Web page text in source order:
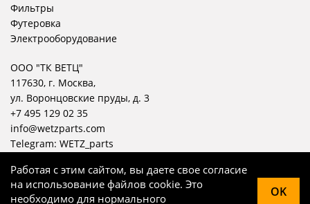
Фильтры
Футеровка
Электрооборудование
ООО "ТК ВЕТЦ"
117630, г. Москва,
ул. Воронцовские пруды, д. 3
+7 495 129 02 35
info@wetzparts.com
Telegram: WETZ_parts
Работая с этим сайтом, вы даете свое согласие
на использование файлов cookie. Это
необходимо для нормального
OK